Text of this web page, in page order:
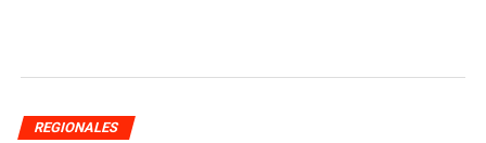
REGIONALES